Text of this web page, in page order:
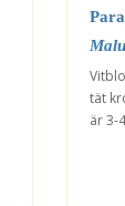
tät
är 3-